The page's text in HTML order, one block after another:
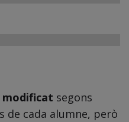
modificat segons
cada alumne, però